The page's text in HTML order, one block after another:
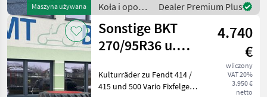
Maszyna używana
Koła i opony
/ Sonstige
Dealer Premium Plus
Sonstige BKT
270/95R36 u.
4.740
€
wliczony
VAT 20%
3.950 €
netto
Kulturräder zu Fendt 414 /
415 und 500 Vario Fixfelgen